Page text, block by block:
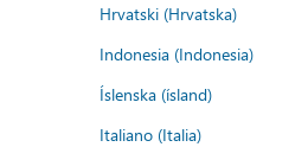
Hrvatski (Hrvatska)
Indonesia (Indonesia)
Íslenska (ísland)
Italiano (Italia)